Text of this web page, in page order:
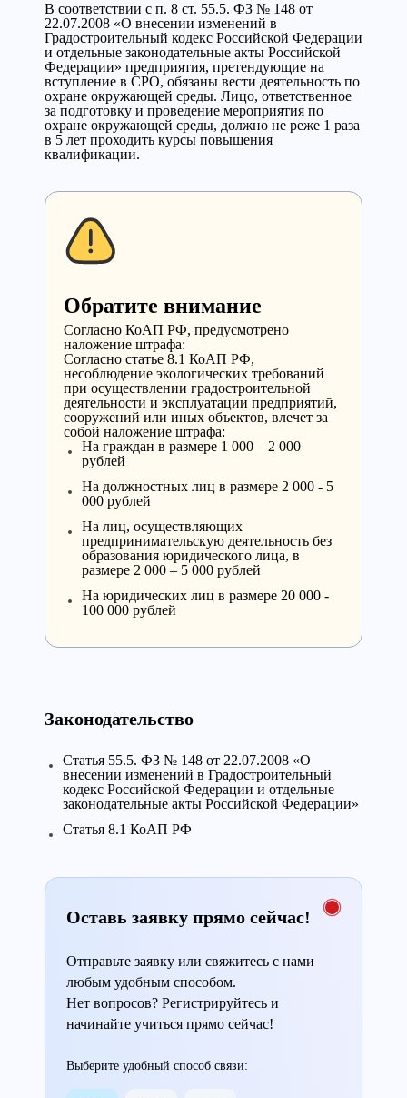
В соответствии с п. 8 ст. 55.5. ФЗ № 148 от
22.07.2008 «О внесении изменений в
Градостроительный кодекс Российской Федерации
и отдельные законодательные акты Российской
Федерации» предприятия, претендующие на
вступление в СРО, обязаны вести деятельность по
охране окружающей среды. Лицо, ответственное
за подготовку и проведение мероприятия по
охране окружающей среды, должно не реже 1 раза
в 5 лет проходить курсы повышения
квалификации.
Обратите внимание
Cогласно КоАП РФ, предусмотрено
наложение штрафа:
Согласно статье 8.1 КоАП РФ,
несоблюдение экологических требований
при осуществлении градостроительной
деятельности и эксплуатации предприятий,
сооружений или иных объектов, влечет за
собой наложение штрафа:
На граждан в размере 1 000 – 2 000
рублей
На должностных лиц в размере 2 000 - 5
000 рублей
На лиц, осуществляющих
предпринимательскую деятельность без
образования юридического лица, в
размере 2 000 – 5 000 рублей
На юридических лиц в размере 20 000 -
100 000 рублей
Законодательство
Cтатья 55.5. ФЗ № 148 от 22.07.2008 «О
внесении изменений в Градостроительный
кодекс Российской Федерации и отдельные
законодательные акты Российской Федерации»
Cтатья 8.1 КоАП РФ
Оставь заявку прямо сейчас!
Отправьте заявку или свяжитесь с нами
любым удобным способом.
Нет вопросов? Регистрируйтесь и
начинайте учиться прямо сейчас!
Выберите удобный способ связи: